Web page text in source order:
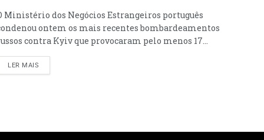
Ministério dos Negócios Estrangeiros português
ontem os mais recentes bombardeamentos
contra Kyiv que provocaram pelo menos 17...
LER MAIS